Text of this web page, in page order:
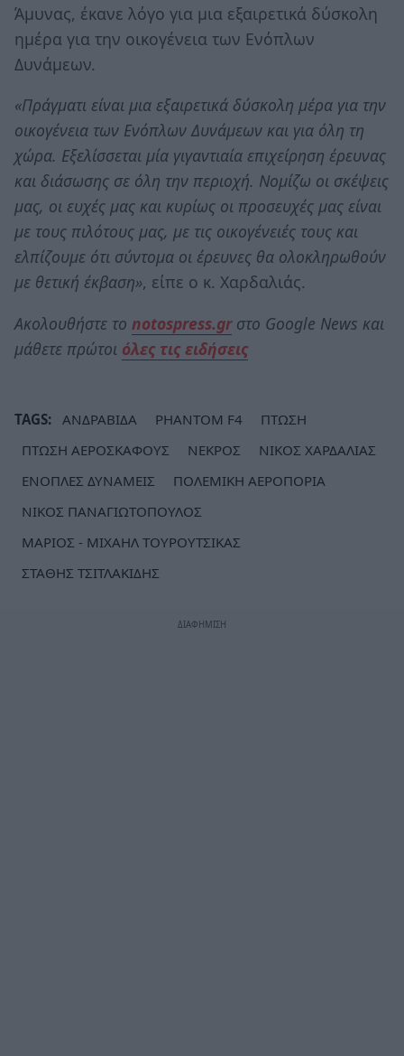
Άμυνας, έκανε λόγο για μια εξαιρετικά δύσκολη
ημέρα για την οικογένεια των Ενόπλων
Δυνάμεων.
«Πράγματι είναι μια εξαιρετικά δύσκολη μέρα για την
οικογένεια των Ενόπλων Δυνάμεων και για όλη τη
χώρα. Εξελίσσεται μία γιγαντιαία επιχείρηση έρευνας
και διάσωσης σε όλη την περιοχή. Νομίζω οι σκέψεις
μας, οι ευχές μας και κυρίως οι προσευχές μας είναι
με τους πιλότους μας, με τις οικογένειές τους και
ελπίζουμε ότι σύντομα οι έρευνες θα ολοκληρωθούν
με θετική έκβαση», είπε ο κ. Χαρδαλιάς.
Ακολουθήστε το notospress.grστο Google News και
μάθετε πρώτοι όλες τις ειδήσεις
TAGS: ΑΝΔΡΑΒΙΔΑ PHANTOM F4
ΠΤΩΣΗ
ΠΤΩΣΗ ΑΕΡΟΣΚΑΦΟΥΣ
ΝΕΚΡΟΣ
ΝΙΚΟΣ ΧΑΡΔΑΛΙΑΣ
ΕΝΟΠΛΕΣ ΔΥΝΑΜΕΙΣ
ΠΟΛΕΜΙΚΗ ΑΕΡΟΠΟΡΙΑ
ΝΙΚΟΣ ΠΑΝΑΓΙΩΤΟΠΟΥΛΟΣ
ΜΑΡΙΟΣ - ΜΙΧΑΗΛ ΤΟΥΡΟΥΤΣΙΚΑΣ
ΣΤΑΘΗΣ ΤΣΙΤΛΑΚΙΔΗΣ